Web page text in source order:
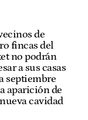
de
fincas del
no podrán
a sus casas
septiembre
aparición de
cavidad